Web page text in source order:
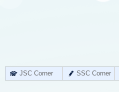
JSC Corner SSC Corner